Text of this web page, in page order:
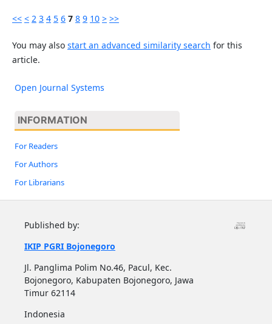
<< < 2 3 4 5 6 7 8 9 10 > >>
You may also start an advanced similarity search for this
article.
Open Journal Systems
INFORMATION
For Readers
For Authors
For Librarians
Published by:
IKIP PGRI Bojonegoro
Jl. Panglima Polim No.46, Pacul, Kec.
Bojonegoro, Kabupaten Bojonegoro, Jawa
Timur 62114
Indonesia